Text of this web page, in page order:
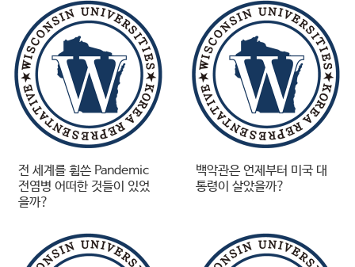
전 세계를 휩쓴 Pandemic
전염병 어떠한 것들이 있었
을까?
백악관은 언제부터 미국 대
통령이 살았을까?